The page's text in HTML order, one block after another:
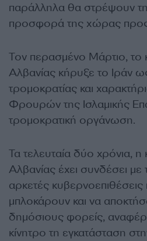
παράλληλα θα στρέψουν
προσφορά της χώρας προς
Τον περασμένο Μάρτιο, το
Αλβανίας κήρυξε το Ιράν
τρομοκρατίας και
Φρουρών της Ισλαμικής
τρομοκρατική οργάνωση.
Τα τελευταία δύο χρόνια,
Αλβανίας έχει συνδέσει με
αρκετές
μπλοκάρουν και να
δημόσιους φορείς,
κίνητρο τη εγκατάσταση